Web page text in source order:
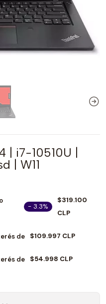
| i7-10510U |
| W11
- 3.3%
$319.100
CLP
de $109.997 CLP
de $54.998 CLP